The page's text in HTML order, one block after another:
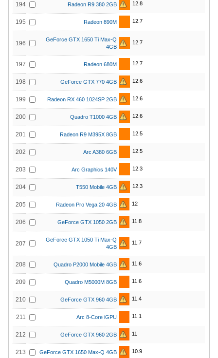
194 Radeon R9 380 2GB 12.8
195 Radeon 890M 12.7
196
GeForce GTX 1650 Ti Max-Q
4GB
12.7
197 Radeon 680M 12.7
198 GeForce GTX 770 4GB 12.6
199 Radeon RX 460 1024SP 2GB 12.6
200 Quadro T1000 4GB 12.6
201 Radeon R9 M395X 8GB 12.5
202 Arc A380 6GB 12.5
203 Arc Graphics 140V 12.3
204 T550 Mobile 4GB 12.3
205 Radeon Pro Vega 20 4GB 12
206 GeForce GTX 1050 2GB 11.8
207
GeForce GTX 1050 Ti Max-Q
4GB
11.7
208 Quadro P2000 Mobile 4GB 11.6
209 Quadro M5000M 8GB 11.6
210 GeForce GTX 960 4GB 11.4
211 Arc 8-Core iGPU 11.1
212 GeForce GTX 960 2GB 11
213 GeForce GTX 1650 Max-Q 4GB 10.9